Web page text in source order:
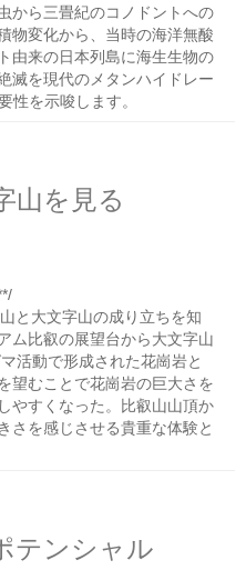
から三畳紀のコノドントへの
物変化から、当時の海洋無酸
由来の日本列島に海生生物の
滅を現代のメタンハイドレー
性を示唆します。
山を見る
と大文字山の成り立ちを知
ム比叡の展望台から大文字山
活動で形成された花崗岩と
望むことで花崗岩の巨大さを
やすくなった。比叡山山頂か
さを感じさせる貴重な体験と
テンシャル